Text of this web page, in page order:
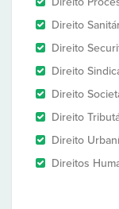
Direito
Direito
Direito
Direito
Direito
Direito
Direitos